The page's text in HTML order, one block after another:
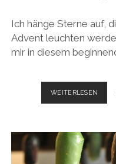
Ich hänge Sterne auf,
Advent leuchten
mir in diesem
WEITERLESEN
EUCH
ICH
EUCH